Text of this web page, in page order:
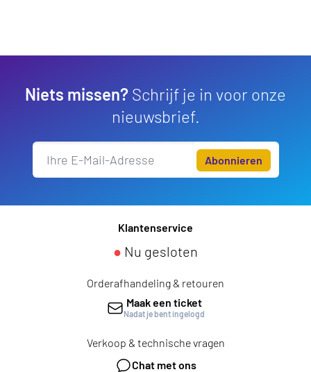
Niets missen? Schrijf je in voor onze
nieuwsbrief.
Abonnieren
Klantenservice
● Nu gesloten
Orderafhandeling & retouren
Maak een ticket
Nadat je bent ingelogd
Verkoop & technische vragen
Chat met ons